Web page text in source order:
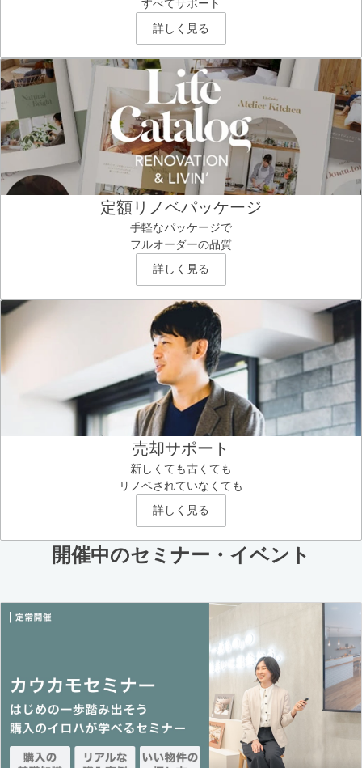
すべてサポート
詳しく見る
定額リノベパッケージ
手軽なパッケージで
フルオーダーの品質
詳しく見る
売却サポート
新しくても古くても
リノベされていなくても
詳しく見る
開催中のセミナー・イベント